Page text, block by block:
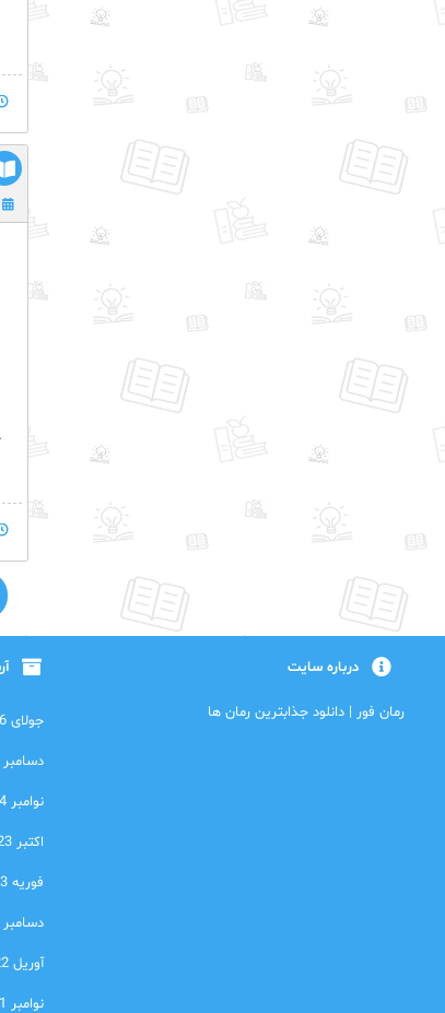
درباره سایت
رمان فور | دانلود جذابترین رمان ها جولای 2026
دسامبر
نوامبر 2024
اکتبر 2023
فوریه 2023
دسامبر
آوریل 2022
نوامبر 2021